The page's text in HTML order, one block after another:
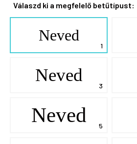
Válaszd ki a megfelelő betűtípust:
Neved
Neved
Neved